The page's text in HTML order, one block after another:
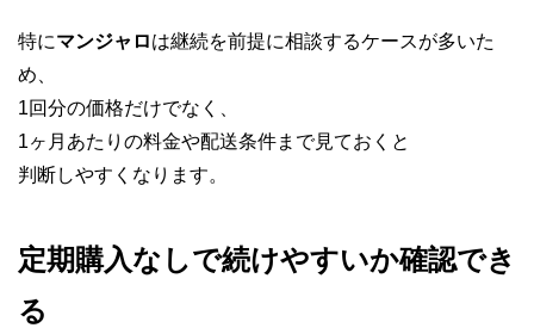
特にマンジャロは継続を前提に相談するケースが多いた
め、
1回分の価格だけでなく、
1ヶ月あたりの料金や配送条件まで見ておくと
判断しやすくなります。
定期購入なしで続けやすいか確認でき
る